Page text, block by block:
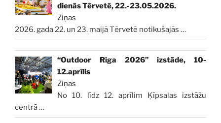
dienās Tērvetē, 22.-23.05.2026.
Ziņas
2026. gada 22. un 23. maijā Tērvetē notikušajās …
“Outdoor Riga 2026” izstāde, 10-
12.aprīlis
Ziņas
No 10. līdz 12. aprīlim Ķīpsalas izstāžu
centrā…